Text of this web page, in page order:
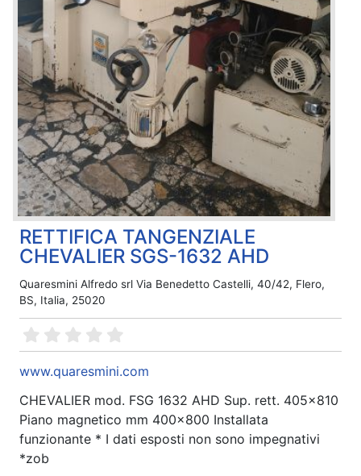
RETTIFICA TANGENZIALE
CHEVALIER SGS-1632 AHD
Quaresmini Alfredo srl Via Benedetto Castelli, 40/42, Flero,
BS, Italia, 25020
www.quaresmini.com
CHEVALIER mod. FSG 1632 AHD Sup. rett. 405x810
Piano magnetico mm 400x800 Installata
funzionante * I dati esposti non sono impegnativi
*zob